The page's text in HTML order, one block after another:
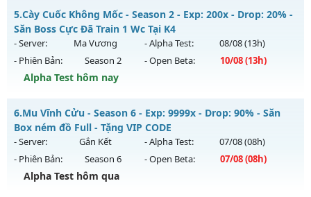
Thể loại: Mu Nguyên bản Webzen
Antihack: XShield
Mu Hoàng Kim Classic - Free Mốc Nạp - Vào Vụt Luôn AE
Mu mới ra tháng 08 2026 - Mở máy chủ
ngày 08/08/2626
Exp: 500x - Drop: 20%
Kiểu reset: Reset In Game
Antihack: X-Team
5.Cày Cuốc Không Mốc - Season 2 - Exp: 200x - Drop: 20% -
Săn Boss Cực Đã Train 1 Wc Tại K4
- Server: Ma Vương - Alpha Test: 08/08(13h)
- Phiên Bản:
Season 2 - Open Beta: 10/08(13h)
Alpha Test hôm nay
Cày Cuốc Không Mốc - Săn Boss Cực Đã Train 1 Wc Tại K4
Mu mới ra tháng 08 2026 - Mở máy chủ
ngày 10/08/2626
Exp: 200x - Drop: 20%
Kiểu reset: Reset In Game
6.Mu Vĩnh Cửu - Season 6 - Exp: 9999x - Drop: 90% - Săn
Box ném đồ Full - Tặng VIP CODE
- Server: Gắn Kết - Alpha Test: 07/08(08h)
- Phiên Bản:
Season 6 - Open Beta: 07/08(08h)
Alpha Test hôm qua